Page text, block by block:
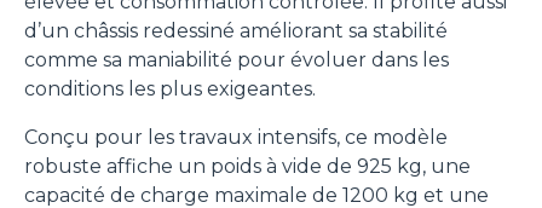
d’un châssis redessiné améliorant sa stabilité
comme sa maniabilité pour évoluer dans les
conditions les plus exigeantes.
Conçu pour les travaux intensifs, ce modèle
robuste affiche un poids à vide de 925 kg, une
capacité de charge maximale de 1200 kg et une